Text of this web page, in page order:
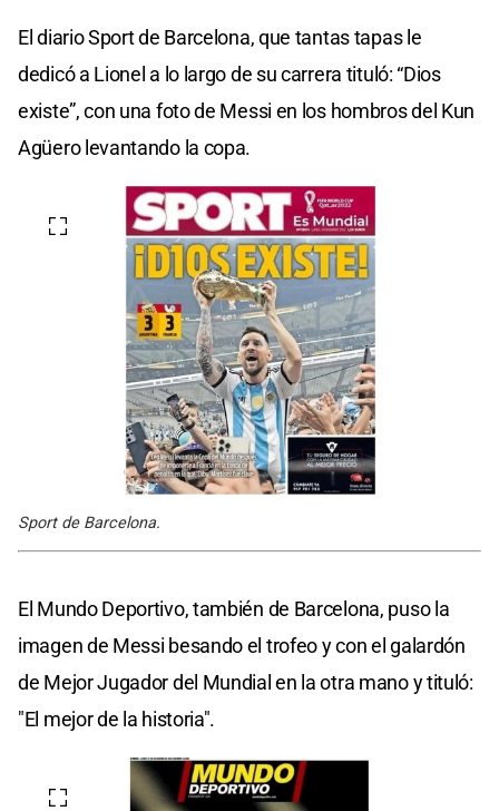
El diario Sport de Barcelona, que tantas tapas le
dedicó a Lionel a lo largo de su carrera tituló: “Dios
existe”, con una foto de Messi en los hombros del Kun
Agüero levantando la copa.
Sport de Barcelona.
El Mundo Deportivo, también de Barcelona, puso la
imagen de Messi besando el trofeo y con el galardón
de Mejor Jugador del Mundial en la otra mano y tituló:
"El mejor de la historia".